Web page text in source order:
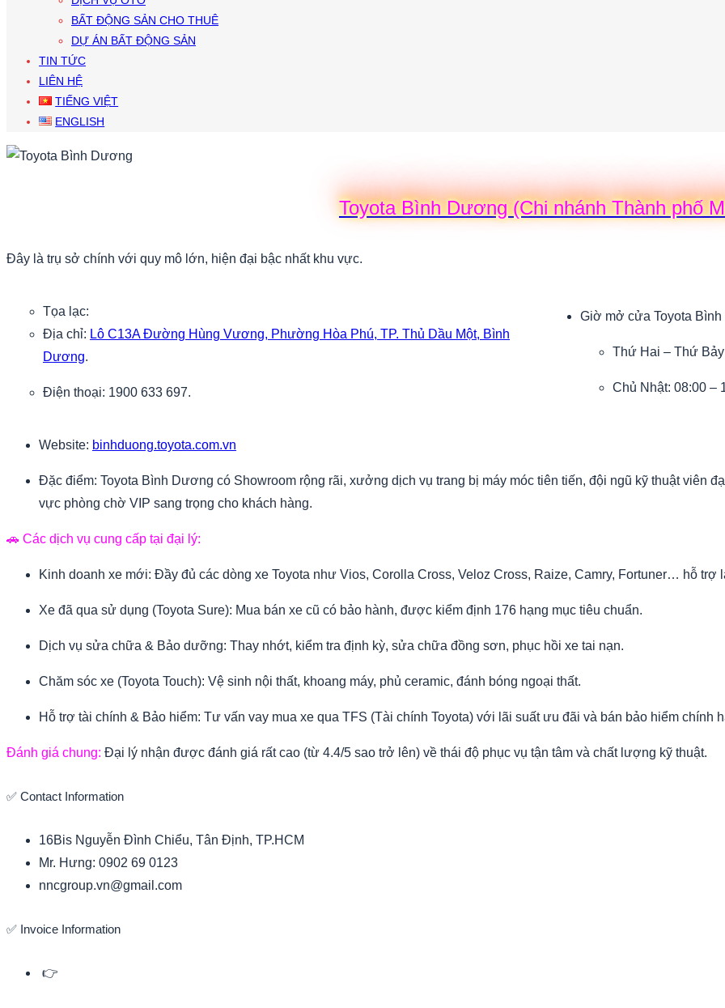
BẤT ĐỘNG SẢN CHO THUÊ
DỰ ÁN BẤT ĐỘNG SẢN
TIN TỨC
LIÊN HỆ
TIẾNG VIỆT
ENGLISH
Toyota Bình Dương (Chi nhánh Thành phố
Đây là trụ sở chính với quy mô lớn, hiện đại bậc nhất khu vực.
Tọa lạc:
Địa chỉ: Lô C13A Đường Hùng Vương, Phường Hòa Phú, TP. Thủ Dầu Một, Bình
Dương.
Điện thoại: 1900 633 697.
Giờ mở cửa Toyota
Thứ Hai – Thứ
Chủ Nhật: 08:00 –
Website: binhduong.toyota.com.vn
Đặc điểm: Toyota Bình Dương có Showroom rộng rãi, xưởng dịch vụ trang bị máy móc tiên tiến, đội ngũ kỹ thuật viên
vực phòng chờ VIP sang trọng cho khách hàng.
🚗 Các dịch vụ cung cấp tại đại lý:
Kinh doanh xe mới: Đầy đủ các dòng xe Toyota như Vios, Corolla Cross, Veloz Cross, Raize, Camry, Fortuner… hỗ trợ
Xe đã qua sử dụng (Toyota Sure): Mua bán xe cũ có bảo hành, được kiểm định 176 hạng mục tiêu chuẩn.
Dịch vụ sửa chữa & Bảo dưỡng: Thay nhớt, kiểm tra định kỳ, sửa chữa đồng sơn, phục hồi xe tai nạn.
Chăm sóc xe (Toyota Touch): Vệ sinh nội thất, khoang máy, phủ ceramic, đánh bóng ngoại thất.
Hỗ trợ tài chính & Bảo hiểm: Tư vấn vay mua xe qua TFS (Tài chính Toyota) với lãi suất ưu đãi và bán bảo hiểm chính
Đánh giá chung: Đại lý nhận được đánh giá rất cao (từ 4.4/5 sao trở lên) về thái độ phục vụ tận tâm và chất lượng kỹ thuật.
✅ Contact Information
16Bis Nguyễn Đình Chiểu, Tân Định, TP.HCM
Mr. Hưng: 0902 69 0123
nncgroup.vn@gmail.com
✅ Invoice Information
👉